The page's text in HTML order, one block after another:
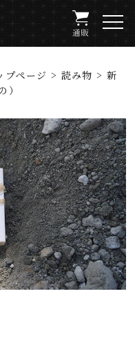
プページ > 読み物 >新
）